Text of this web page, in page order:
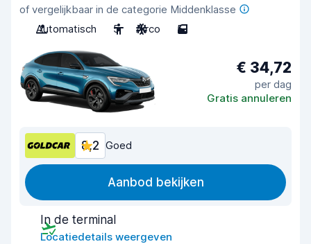
of vergelijkbaar in de categorie Middenklasse
Automatisch
5 Airco 5
€ 34,72
per dag
Gratis annuleren
8,2 Goed
Aanbod bekijken
In de terminal
Locatiedetails weergeven